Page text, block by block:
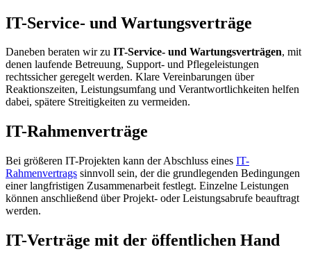
IT-Service- und Wartungsverträge
Daneben beraten wir zu IT-Service- und Wartungsverträgen, mit
denen laufende Betreuung, Support- und Pflegeleistungen
rechtssicher geregelt werden. Klare Vereinbarungen über
Reaktionszeiten, Leistungsumfang und Verantwortlichkeiten helfen
dabei, spätere Streitigkeiten zu vermeiden.
IT-Rahmenverträge
Bei größeren IT-Projekten kann der Abschluss eines IT-
Rahmenvertrags sinnvoll sein, der die grundlegenden Bedingungen
einer langfristigen Zusammenarbeit festlegt. Einzelne Leistungen
können anschließend über Projekt- oder Leistungsabrufe beauftragt
werden.
IT-Verträge mit der öffentlichen Hand